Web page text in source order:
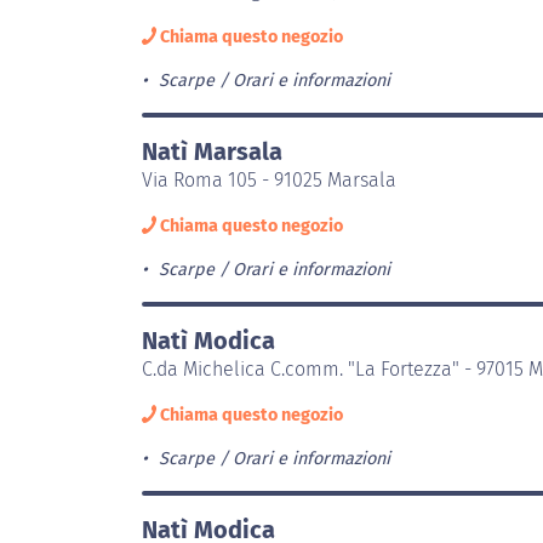
Chiama questo negozio
Scarpe Orari e informazioni
Natì Marsala
Via Roma 105 - 91025 Marsala
Chiama questo negozio
Scarpe Orari e informazioni
Natì Modica
C.da Michelica C.comm. "La Fortezza" - 97015
Chiama questo negozio
Scarpe Orari e informazioni
Natì Modica